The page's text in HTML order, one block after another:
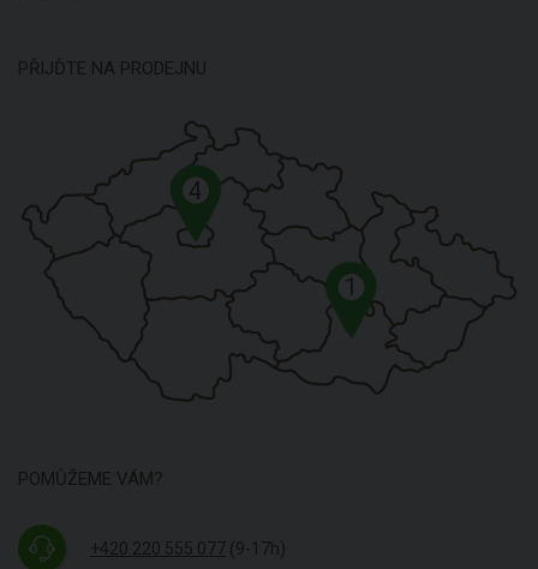
PŘIJĎTE NA PRODEJNU
1
4
POMŮŽEME VÁM?
+420 220 555 077 (9-17h)